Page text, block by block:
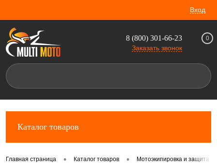
Вход
8 (800) 301-66-23
Заказать звонок
0
Каталог товаров
Главная страница • Каталог товаров • Мотоэкипировка и защита